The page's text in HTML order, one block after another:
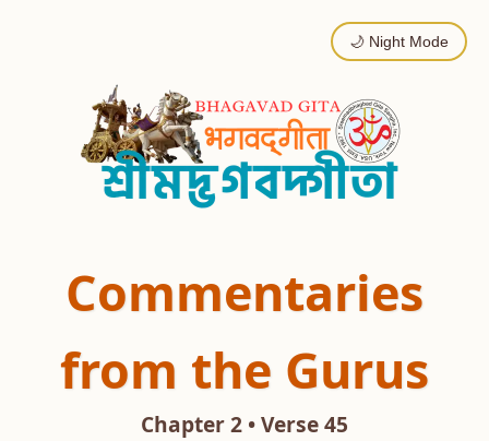
🌙 Night Mode
Commentaries
from the Gurus
Chapter 2 • Verse 45